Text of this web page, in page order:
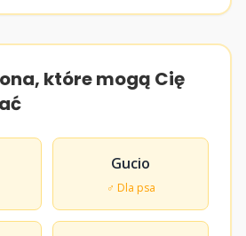
które mogą Cię
Gucio
♂ Dla psa